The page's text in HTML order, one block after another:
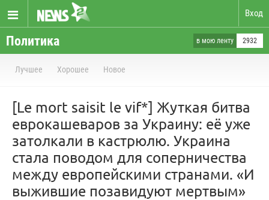
Вход
Политика в мою ленту 2932
Лучшее Хорошее Новое
[Le mort saisit le vif*] Жуткая битва
еврокашеваров за Украину: её уже
затолкали в кастрюлю. Украина
стала поводом для соперничества
между европейскими странами. «И
выжившие позавидуют мертвым»